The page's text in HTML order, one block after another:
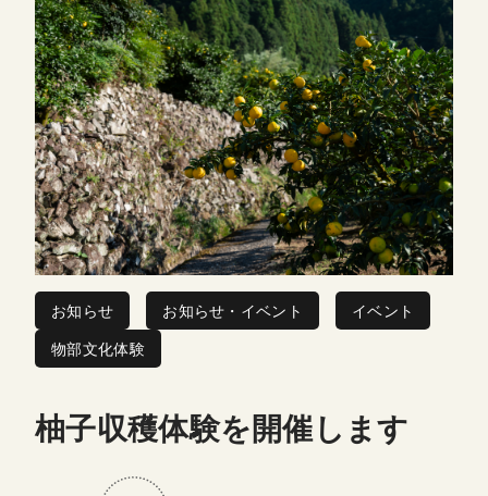
お知らせ お知らせ・イベント
イベント
物部文化体験
柚子収穫体験を開催します